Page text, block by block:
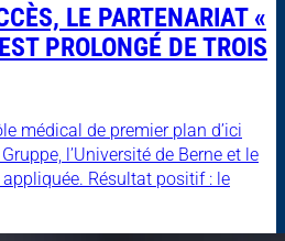
LE PARTENARIAT «
PROLONGÉ DE TROIS
médical de premier plan d’ici
l’Université de Berne et le
Résultat positif : le